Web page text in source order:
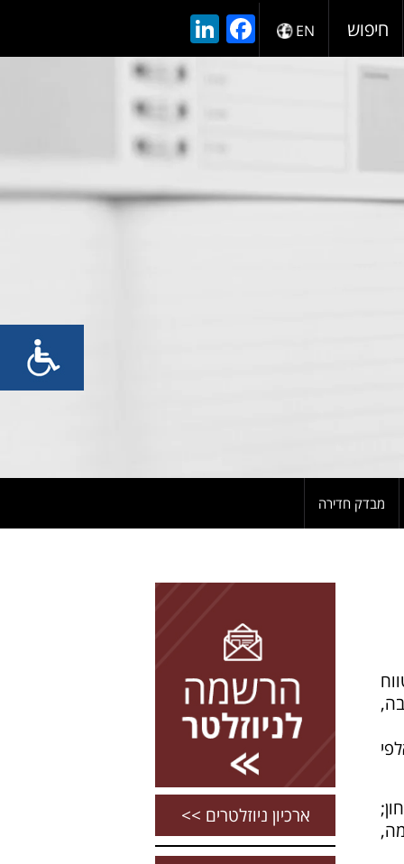
חיפוש EN
Facebook
מבדק חדירה
ארכיון ניוזלטרים >>